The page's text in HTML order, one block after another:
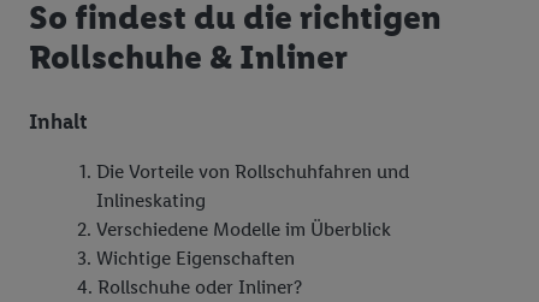
So findest du die richtigen
Rollschuhe & Inliner
Inhalt
Die Vorteile von Rollschuhfahren und
Inlineskating
Verschiedene Modelle im Überblick
Wichtige Eigenschaften
Rollschuhe oder Inliner?